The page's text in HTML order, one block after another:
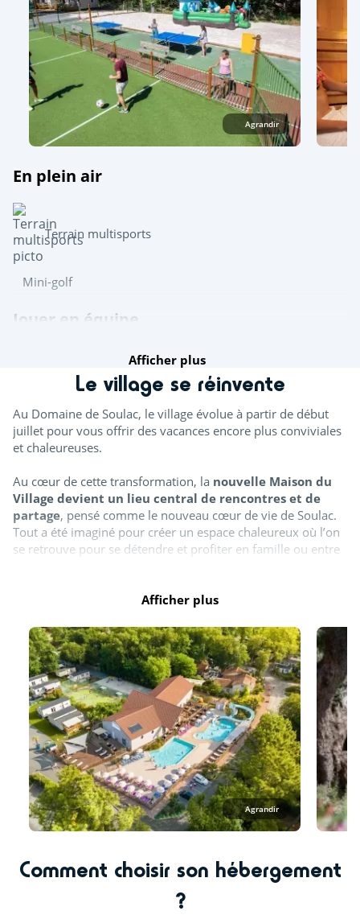
Agrandir
En plein air
Terrain multisports
Mini-golf
Jouer en équipe
Pétanque
Découvrir
Sauna (€)
Pour les enfants
Château gonflable
Cours de natation (€)
Animations
Spectacles enfants (mascottes, magie...)
Animations en journée et soirée
Spectacles
Concerts
Loto, bingo & quizz
Afficher plus
Le village se réinvente
Au Domaine de Soulac, le village évolue à partir de début
juillet pour vous offrir des vacances encore plus conviviales
et chaleureuses.
Au cœur de cette transformation, la nouvelle Maison du
Village devient un lieu central de rencontres et de
partage, pensé comme le nouveau cœur de vie de Soulac.
Tout a été imaginé pour créer un espace chaleureux où l’on
se retrouve pour se détendre et profiter en famille ou entre
Cette évolution s’accompagne également
ombragées pour plus de confort et de détente.
Entre océan, nature et douceur de vivre, Soulac évolue pour
rendre chaque séjour encore plus agréable (photo non
contractuelle).
Afficher plus
Agrandir
Comment choisir son hébergement
?